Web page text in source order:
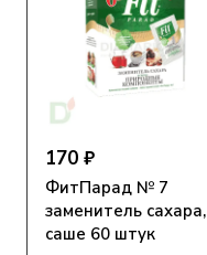
170 ₽
ФитПарад № 7
заменитель сахара,
саше 60 штук